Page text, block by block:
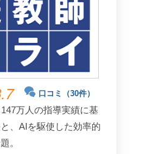
口コミ（30件）
万人の指導実績に基
、AIを駆使した効率的
。